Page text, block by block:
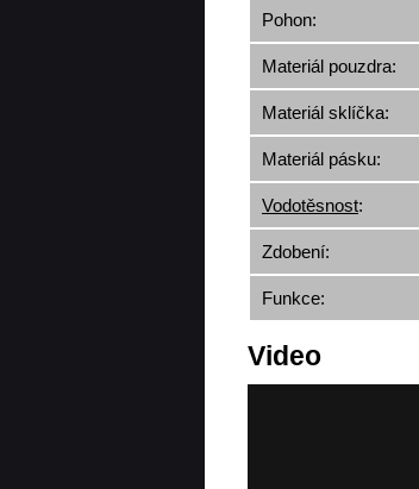
Pohon:
Materiál pouzdra:
Materiál sklíčka:
Materiál pásku:
Vodotěsnost:
Zdobení:
Funkce:
Video